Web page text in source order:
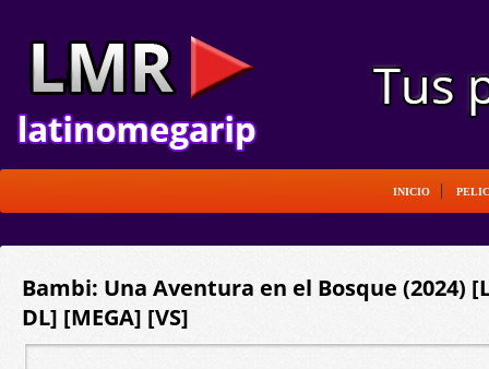
INICIO
Bambi: Una Aventura en el Bosque (2024)
DL] [MEGA] [VS]